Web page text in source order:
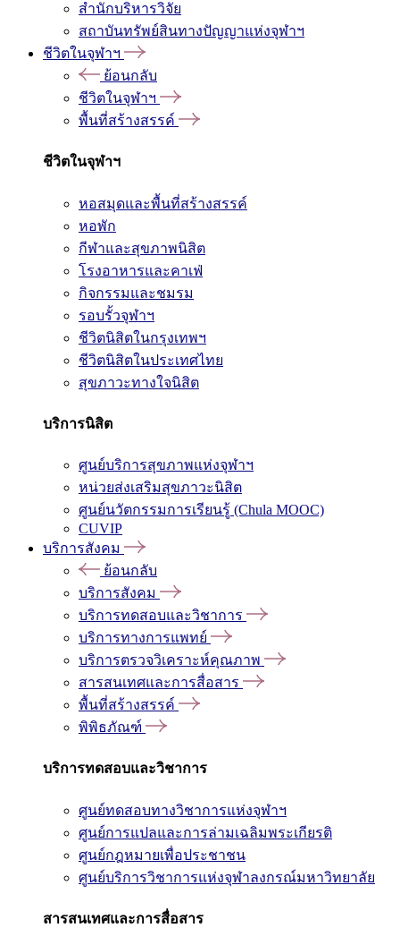
สำนักบริหารวิจัย
สถาบันทรัพย์สินทางปัญญาแห่งจุฬาฯ
ชีวิตในจุฬาฯ
ย้อนกลับ
ชีวิตในจุฬาฯ
พื้นที่สร้างสรรค์
ชีวิตในจุฬาฯ
หอสมุดและพื้นที่สร้างสรรค์
หอพัก
กีฬาและสุขภาพนิสิต
โรงอาหารและคาเฟ่
กิจกรรมและชมรม
รอบรั้วจุฬาฯ
ชีวิตนิสิตในกรุงเทพฯ
ชีวิตนิสิตในประเทศไทย
สุขภาวะทางใจนิสิต
บริการนิสิต
ศูนย์บริการสุขภาพแห่งจุฬาฯ
หน่วยส่งเสริมสุขภาวะนิสิต
ศูนย์นวัตกรรมการเรียนรู้ (Chula MOOC)
CUVIP
บริการสังคม
ย้อนกลับ
บริการสังคม
บริการทดสอบและวิชาการ
บริการทางการแพทย์
บริการตรวจวิเคราะห์คุณภาพ
สารสนเทศและการสื่อสาร
พื้นที่สร้างสรรค์
พิพิธภัณฑ์
บริการทดสอบและวิชาการ
ศูนย์ทดสอบทางวิชาการแห่งจุฬาฯ
ศูนย์การแปลและการล่ามเฉลิมพระเกียรติ
ศูนย์กฎหมายเพื่อประชาชน
ศูนย์บริการวิชาการแห่งจุฬาลงกรณ์มหาวิทยาลัย
สารสนเทศและการสื่อสาร